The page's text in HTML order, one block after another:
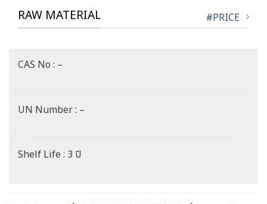
RAW MATERIAL #PRICE
CAS No : –
UN Number : –
Shelf Life : 3 ปี